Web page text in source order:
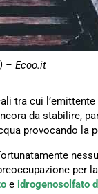
– Ecoo.it
tra cui
da stabilire,
provocando la
per
e idrogenosolfato